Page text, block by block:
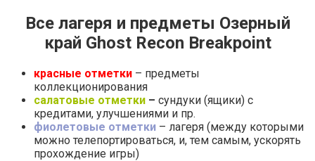
Все лагеря и предметы Озерный
край Ghost Recon Breakpoint
красные отметки – предметы
коллекционирования
салатовые отметки – сундуки (ящики) с
кредитами, улучшениями и пр.
фиолетовые отметки – лагеря (между которыми
можно телепортироваться, и, тем самым, ускорять
прохождение игры)